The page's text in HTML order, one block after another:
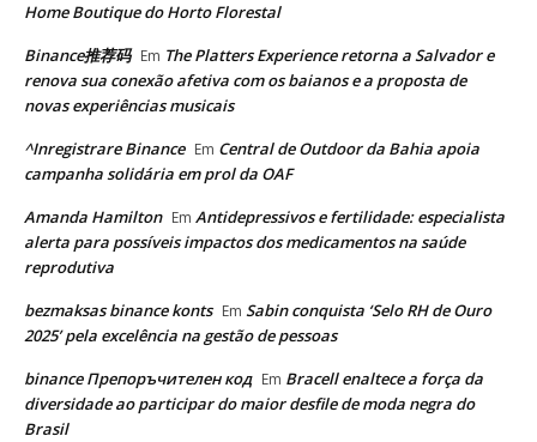
Home Boutique do Horto Florestal
Binance推荐码 Em The Platters Experience retorna a Salvador e
renova sua conexão afetiva com os baianos e a proposta de
novas experiências musicais
^Inregistrare Binance Em Central de Outdoor da Bahia apoia
campanha solidária em prol da OAF
Amanda Hamilton Em Antidepressivos e fertilidade: especialista
alerta para possíveis impactos dos medicamentos na saúde
reprodutiva
bezmaksas binance konts Em Sabin conquista ‘Selo RH de Ouro
2025’ pela excelência na gestão de pessoas
binance Препоръчителен код Em Bracell enaltece a força da
diversidade ao participar do maior desfile de moda negra do
Brasil